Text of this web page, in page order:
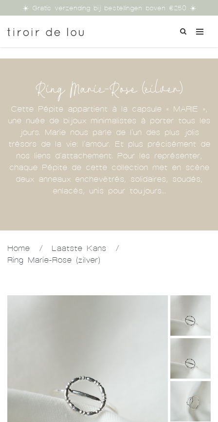
☀️ Gratis verzending bij bestellingen boven €250 ☀️
Ring Marie-Rose (zilver)
Cette Pépite appartient à la capsule « MARIE »,
une nuée de bijoux minimalistes à porter tous les
jours. Marie nous parle de l’un des plus jolis
trésors de la vie: l’amour. Et plus précisément de
nos liens d’attachement. Pour les représenter,
chaque Pépite de cette collection met en scène
deux anneaux enchevêtrés, solidaires, soudés,
enlacés, unis pour toujours…
Home / Laatste Kans
/
Ring Marie-Rose (zilver)